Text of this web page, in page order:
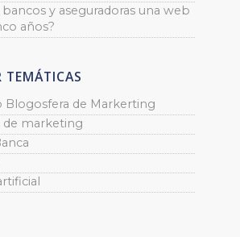
bancos y aseguradoras una web
años?
TEMÁTICAS
Blogosfera de Markerting
de marketing